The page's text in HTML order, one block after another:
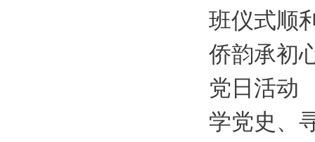
班仪式顺
侨韵承初
党日活动
学党史、